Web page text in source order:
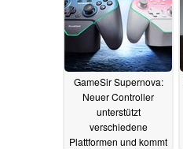
GameSir Supernova:
Neuer Controller
unterstützt
verschiedene
Plattformen und kommt